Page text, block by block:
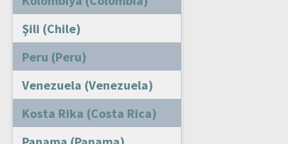
Şili (Chile)
Peru (Peru)
Venezuela (Venezuela)
Kosta Rika (Costa Rica)